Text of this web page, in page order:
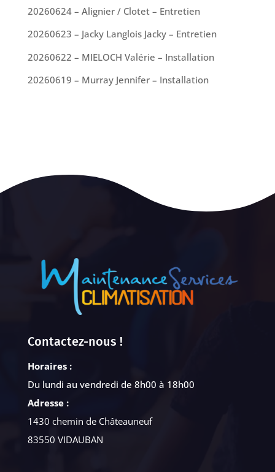
20260624 – Alignier / Clotet – Entretien
20260623 – Jacky Langlois Jacky – Entretien
20260622 – MIELOCH Valérie – Installation
20260619 – Murray Jennifer – Installation
Contactez-nous !
Horaires :
Du lundi au vendredi de 8h00 à 18h00
Adresse :
1430 chemin de Châteauneuf
83550 VIDAUBAN